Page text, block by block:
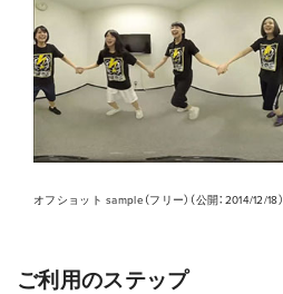
オフショット sample（フリー）（公開：2014/12/18）
ご利用のステップ